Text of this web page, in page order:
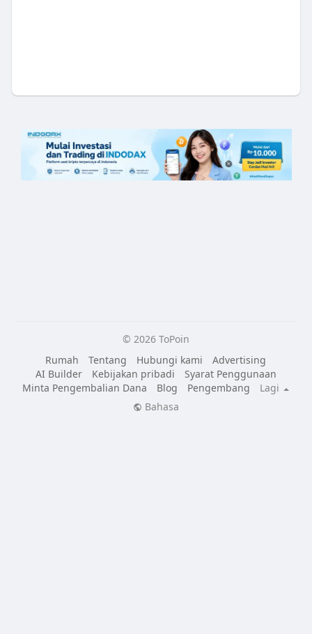
© 2026 ToPoin
Rumah
Tentang Hubungi kami
Advertising
AI Builder
Kebijakan pribadi
Syarat Penggunaan
Minta Pengembalian Dana
Blog Pengembang
Lagi
Bahasa